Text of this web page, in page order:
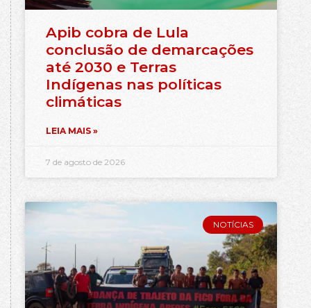
Apib cobra de Lula
conclusão de demarcações
até 2030 e Terras
Indígenas nas políticas
climáticas
LEIA MAIS »
7 de agosto de 2026
NOTÍCIAS